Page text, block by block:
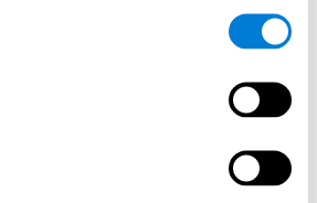
des personnes âgées indépendantes
utilisant un modèle à deux groupes:
on a utilisé l'outil
. Un assistant de recherche est venu chez